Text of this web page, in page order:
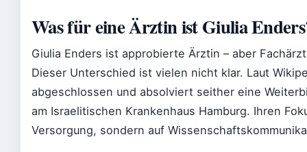
Was für eine Ärztin ist Giulia
Giulia Enders ist approbierte Ärztin – aber
Dieser Unterschied ist vielen nicht klar. Laut
abgeschlossen und absolviert seither eine
am Israelitischen Krankenhaus Hamburg. Ihren
Versorgung, sondern auf